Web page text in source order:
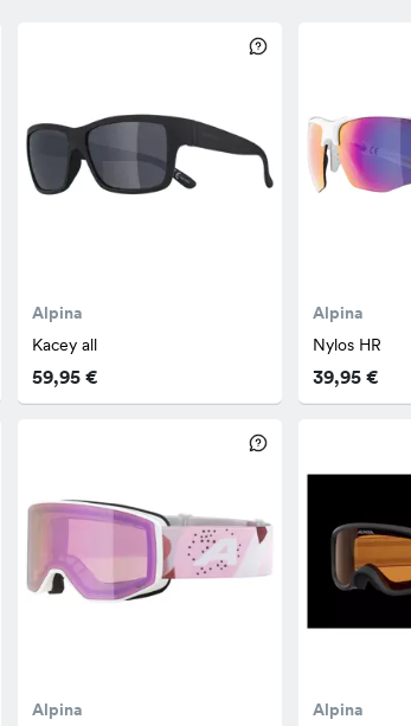
Alpina
Kacey all
59,95 €
Alpina
Nylos HR
39,95 €
Alpina
Alpina